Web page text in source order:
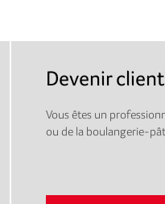
Devenir client
Vous êtes un
ou de la boulangerie-